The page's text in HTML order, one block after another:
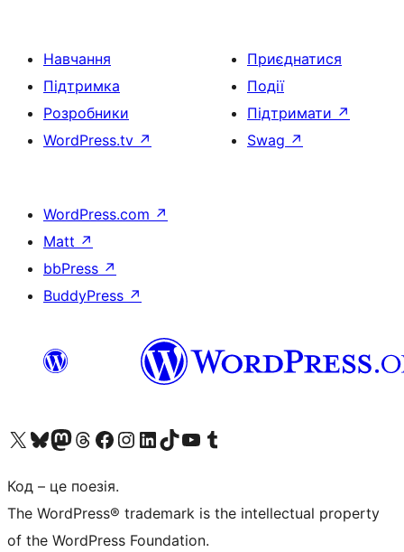
Навчання
Підтримка
Розробники
WordPress.tv ↗
Приєднатися
Події
Підтримати ↗
Swag ↗
WordPress.com ↗
Matt ↗
bbPress ↗
BuddyPress ↗
Visit our X (formerly Twitter) account
Visit our Bluesky account
Завітайте до нашої стрічки в Mastodon
Visit our Threads account
Завітайте на нашу сторінку в Facebook
Visit our Instagram account
Visit our LinkedIn account
Visit our TikTok account
Visit our YouTube channel
Visit our Tumblr account
Код – це поезія.
The WordPress® trademark is the intellectual property
of the WordPress Foundation.